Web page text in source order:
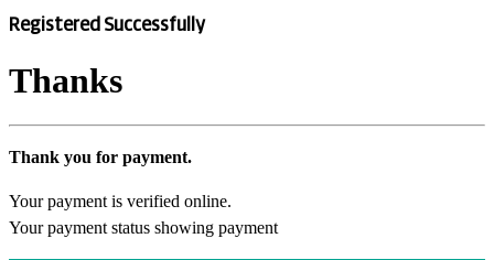
Registered Successfully
Thanks
Thank you for payment.
Your payment is verified online.
Your payment status showing payment